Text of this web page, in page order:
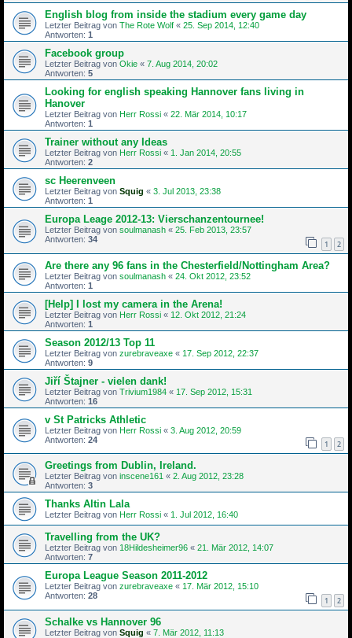
English blog from inside the stadium every game day
Letzter Beitrag von The Rote Wolf « 25. Sep 2014, 12:40
Antworten: 1
Facebook group
Letzter Beitrag von Okie « 7. Aug 2014, 20:02
Antworten: 5
Looking for english speaking Hannover fans living in
Hanover
Letzter Beitrag von Herr Rossi « 22. Mär 2014, 10:17
Antworten: 1
Trainer without any Ideas
Letzter Beitrag von Herr Rossi « 1. Jan 2014, 20:55
Antworten: 2
sc Heerenveen
Letzter Beitrag von Squig « 3. Jul 2013, 23:38
Antworten: 1
Europa Leage 2012-13: Vierschanzentournee!
Letzter Beitrag von soulmanash « 25. Feb 2013, 23:57
Antworten: 34 1 2
Are there any 96 fans in the Chesterfield/Nottingham Area?
Letzter Beitrag von soulmanash « 24. Okt 2012, 23:52
Antworten: 1
[Help] I lost my camera in the Arena!
Letzter Beitrag von Herr Rossi « 12. Okt 2012, 21:24
Antworten: 1
Season 2012/13 Top 11
Letzter Beitrag von zurebraveaxe « 17. Sep 2012, 22:37
Antworten: 9
Jiří Štajner - vielen dank!
Letzter Beitrag von Trivium1984 « 17. Sep 2012, 15:31
Antworten: 16
v St Patricks Athletic
Letzter Beitrag von Herr Rossi « 3. Aug 2012, 20:59
Antworten: 24 1 2
Greetings from Dublin, Ireland.
Letzter Beitrag von inscene161 « 2. Aug 2012, 23:28
Antworten: 3
Thanks Altin Lala
Letzter Beitrag von Herr Rossi « 1. Jul 2012, 16:40
Travelling from the UK?
Letzter Beitrag von 18Hildesheimer96 « 21. Mär 2012, 14:07
Antworten: 7
Europa League Season 2011-2012
Letzter Beitrag von zurebraveaxe « 17. Mär 2012, 15:10
Antworten: 28 1 2
Schalke vs Hannover 96
Letzter Beitrag von Squig « 7. Mär 2012, 11:13